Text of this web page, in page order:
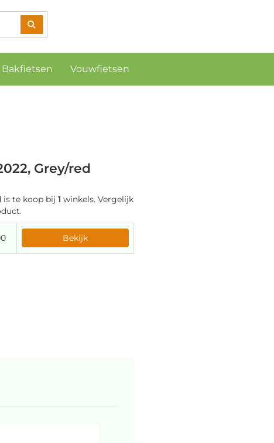
Bakfietsen Vouwfietsen
Grey/red
is te koop bij 1 winkels. Vergelijk
Bekijk